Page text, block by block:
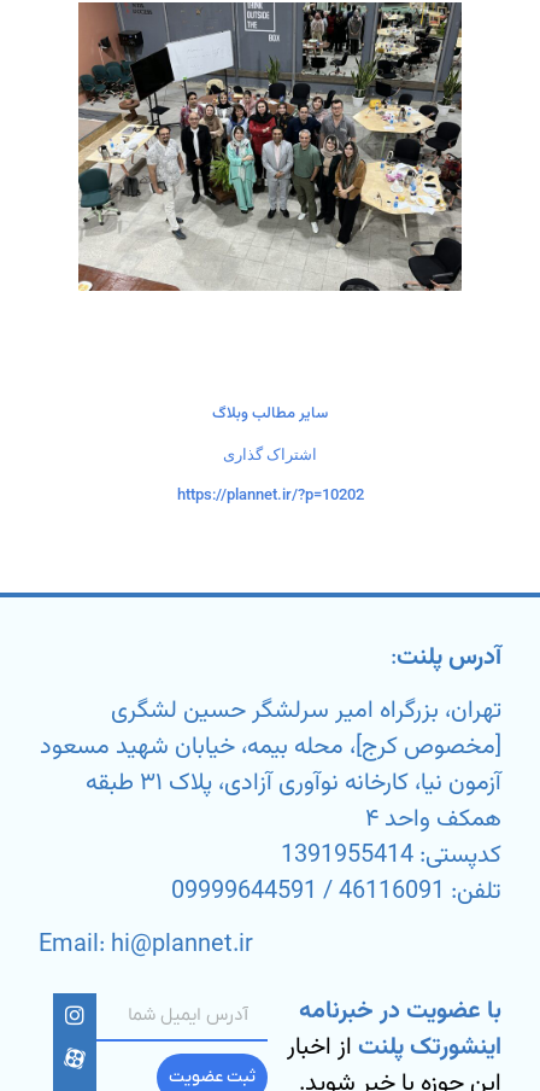
سایر مطالب وبلاگ
اشتراک گذاری
https://plannet.ir/?p=10202
آدرس پلنت:
تهران، بزرگراه امیر سرلشگر حسین لشگری
[مخصوص کرج]، محله بیمه، خیابان شهید مسعود
آزمون نیا، کارخانه نوآوری آزادی، پلاک ۳۱ طبقه
همکف واحد ۴
کدپستی: 1391955414
تلفن: 46116091 / 09999644591
Email: hi@plannet.ir
با عضویت در خبرنامه
اینشورتک پلنتاز اخبار
ثبت عضویت